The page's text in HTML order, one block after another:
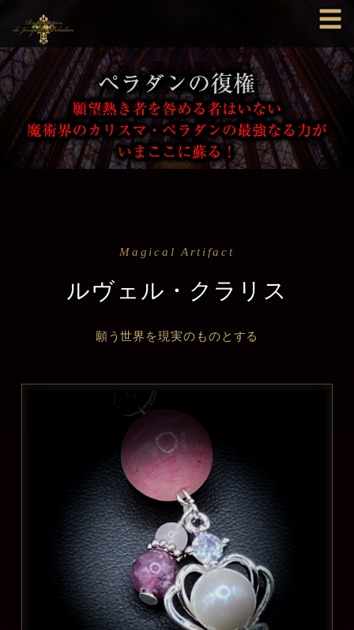
☰
Magical Artifact
ルヴェル・クラリス
願う世界を現実のものとする